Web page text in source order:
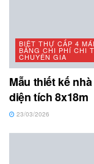
BIỆT THỰ CẤP 4
BẢNG CHI PHÍ CHI
CHUYÊN GIA
Mẫu thiết kế
diện tích 8x18m
23/03/2026